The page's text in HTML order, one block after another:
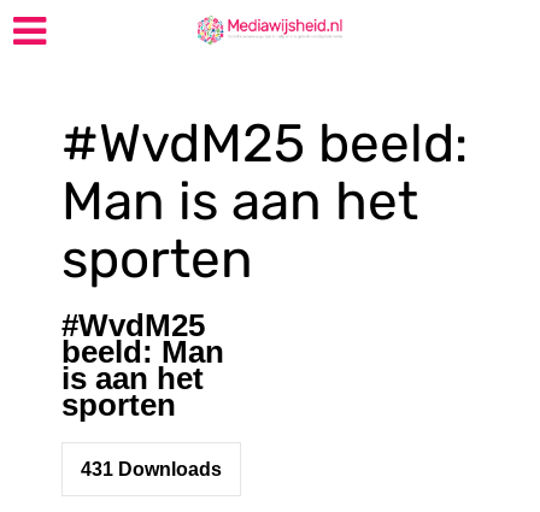
#WvdM25 beeld:
Man is aan het
sporten
#WvdM25
beeld: Man
is aan het
sporten
431 Downloads